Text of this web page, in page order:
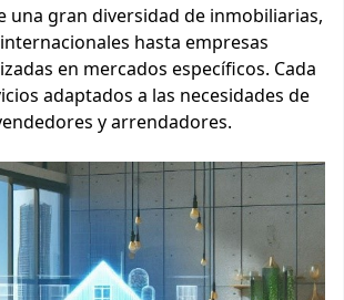
una gran diversidad de inmobiliarias,
hasta empresas
en mercados específicos. Cada
adaptados a las necesidades de
y arrendadores.